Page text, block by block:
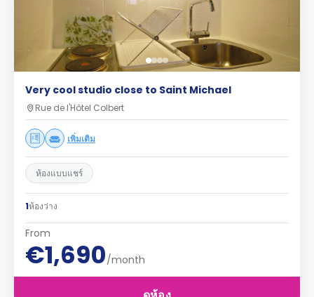
Very cool studio close to Saint Michael
Rue de l'Hôtel Colbert
เพิ่มเติม
ห้องแบบแชร์
1ห้องว่าง
From
€1,690/month